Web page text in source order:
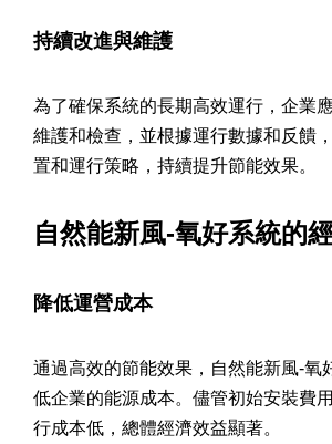
持續改進與維護
為了確保系統的長期高效運行，企業
維護和檢查，並根據運行數據和反饋
置和運行策略，持續提升節能效果。
自然能新風-氧好系統的
降低運營成本
通過高效的節能效果，自然能新風-氧
低企業的能源成本。儘管初始安裝費
行成本低，總體經濟效益顯著。